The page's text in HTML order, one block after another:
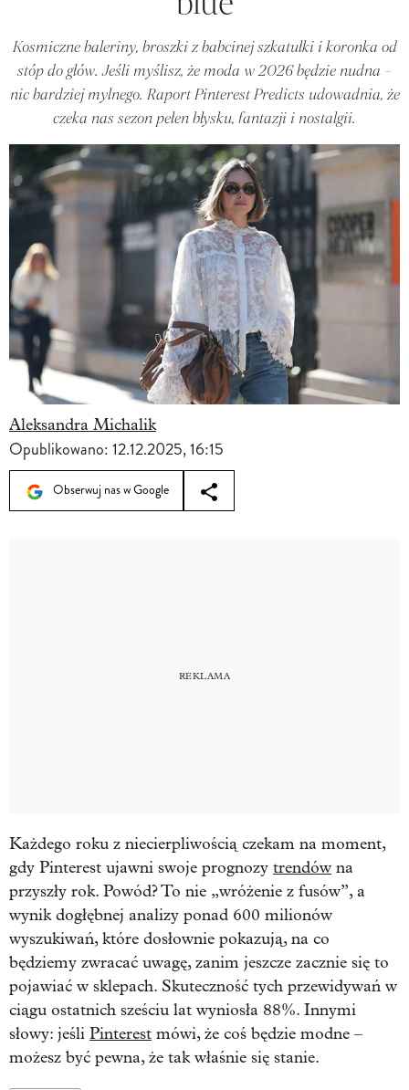
Kosmiczne baleriny, broszki z babcinej szkatułki i koronka od
stóp do głów. Jeśli myślisz, że moda w 2026 będzie nudna –
nic bardziej mylnego. Raport Pinterest Predicts udowadnia, że
czeka nas sezon pełen błysku, fantazji i nostalgii.
Aleksandra Michalik
Opublikowano:12.12.2025, 16:15
Obserwuj nas w Google
Każdego roku z niecierpliwością czekam na moment,
gdy Pinterest ujawni swoje prognozy trendów na
przyszły rok. Powód? To nie „wróżenie z fusów”, a
wynik dogłębnej analizy ponad 600 milionów
wyszukiwań, które dosłownie pokazują, na co
będziemy zwracać uwagę, zanim jeszcze zacznie się to
pojawiać w sklepach. Skuteczność tych przewidywań w
ciągu ostatnich sześciu lat wyniosła 88%. Innymi
słowy: jeśli Pinterest mówi, że coś będzie modne –
możesz być pewna, że tak właśnie się stanie.